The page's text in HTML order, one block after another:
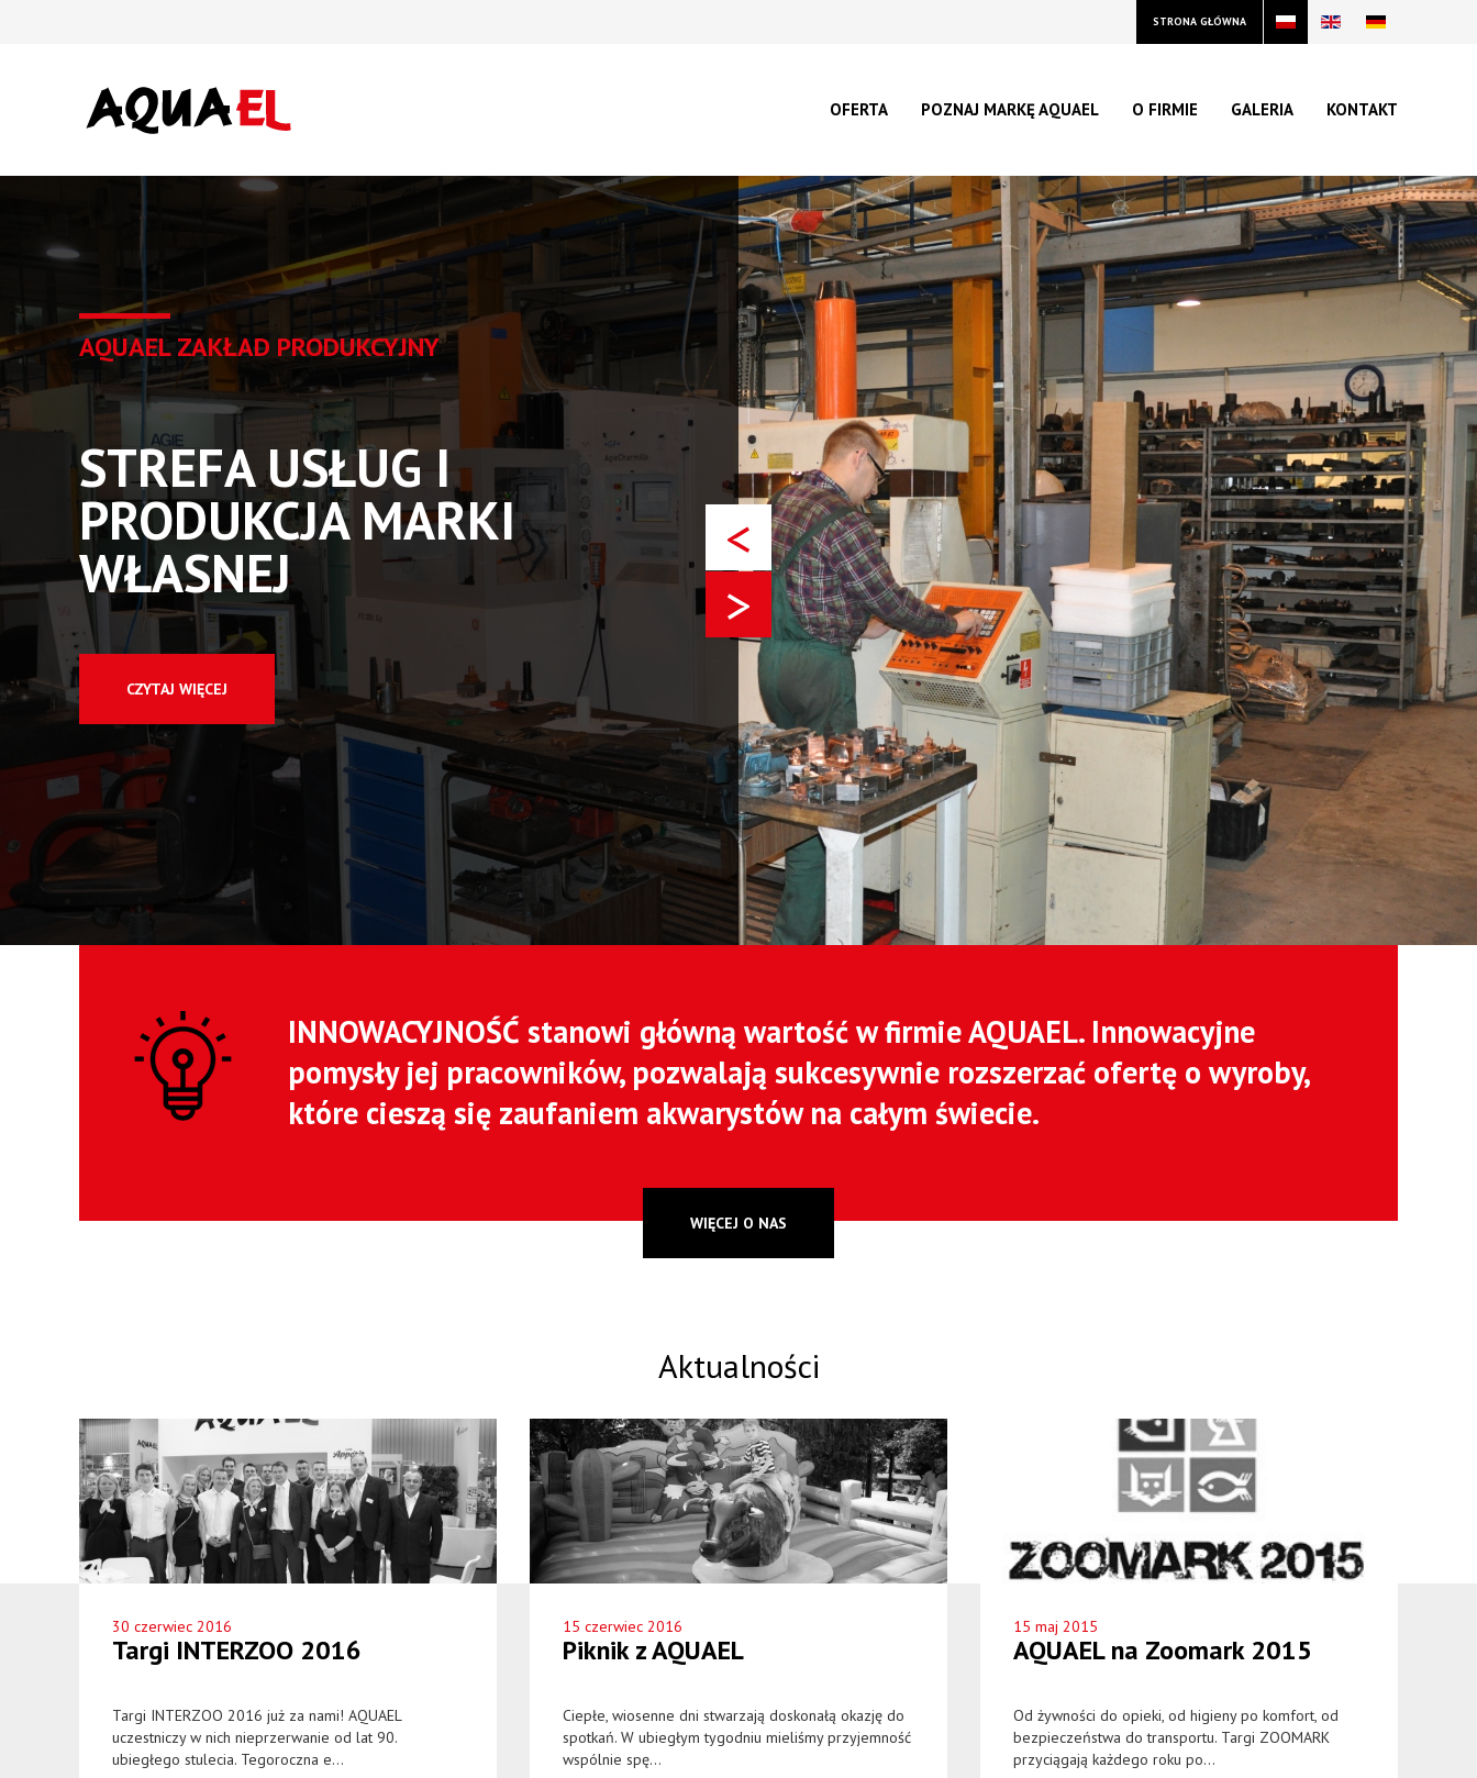
STRONA GŁÓWNA
OFERTA POZNAJ MARKĘ AQUAEL O FIRMIE GALERIA KONTAKT
<
>
AQUAELZAKŁAD PRODUKCYJNY
STREFA USŁUG I
PRODUKCJA MARKI
WŁASNEJ
CZYTAJ WIĘCEJ
INNOWACYJNOŚĆ stanowi główną wartość w firmie AQUAEL. Innowacyjne
pomysły jej pracowników, pozwalają sukcesywnie rozszerzać ofertę o wyroby,
które cieszą się zaufaniem akwarystów na całym świecie.
WIĘCEJ O NAS
Aktualności
30 czerwiec 2016
Targi INTERZOO 2016
Targi INTERZOO 2016 już za nami! AQUAEL
uczestniczy w nich nieprzerwanie od lat 90.
ubiegłego stulecia. Tegoroczna e...
15 czerwiec 2016
Piknik z AQUAEL
Ciepłe, wiosenne dni stwarzają doskonałą okazję do
spotkań. W ubiegłym tygodniu mieliśmy przyjemność
wspólnie spę...
15 maj 2015
AQUAEL na Zoomark 2015
Od żywności do opieki, od higieny po komfort, od
bezpieczeństwa do transportu. Targi ZOOMARK
przyciągają każdego roku po...